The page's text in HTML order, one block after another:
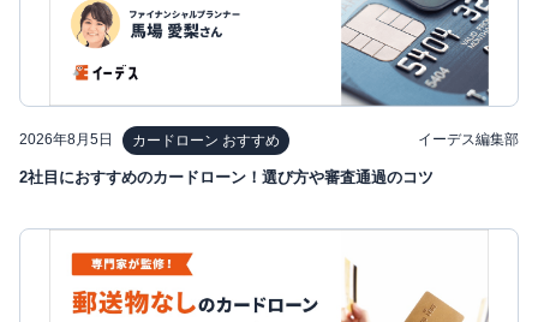
2026年8月5日 カードローン おすすめ イーデス編集部
2社目におすすめのカードローン！選び方や審査通過のコツ